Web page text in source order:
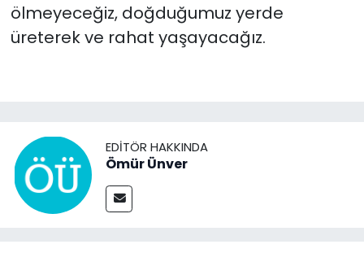
ölmeyeceğiz, doğduğumuz yerde
üreterek ve rahat yaşayacağız.
EDITÖR HAKKINDA
Ömür Ünver